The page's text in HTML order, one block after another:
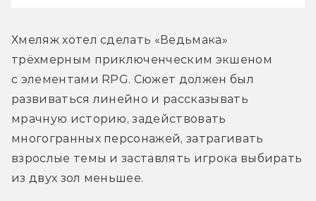
Хмеляж хотел сделать «Ведьмака»
трёхмерным приключенческим экшеном
с элементами RPG. Сюжет должен был
развиваться линейно и рассказывать
мрачную историю, задействовать
многогранных персонажей, затрагивать
взрослые темы и заставлять игрока выбирать
из двух зол меньшее.